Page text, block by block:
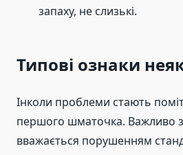
запаху, не слизькі.
Типові ознаки
Інколи проблеми стають
першого шматочка. Важливо
вважається порушенням